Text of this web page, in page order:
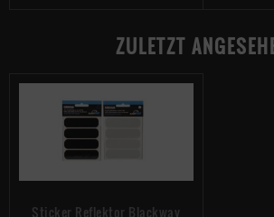
ZULETZT
Sticker Reflektor Blackway